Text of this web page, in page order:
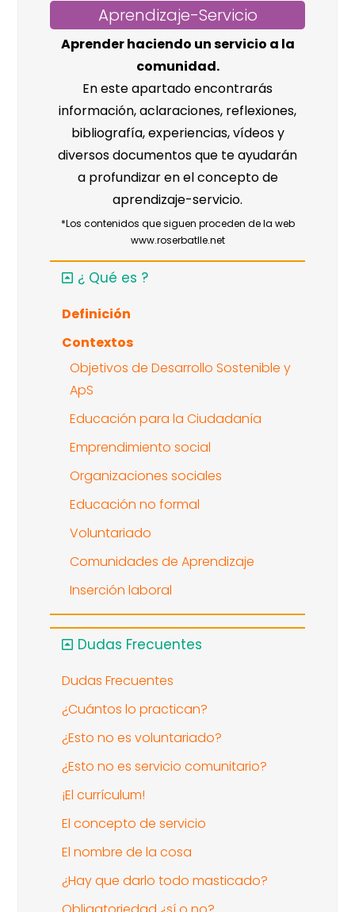
Aprendizaje-Servicio
Aprender haciendo un servicio a la
comunidad.
En este apartado encontrarás
información, aclaraciones, reflexiones,
bibliografía, experiencias, vídeos y
diversos documentos que te ayudarán
a profundizar en el concepto de
aprendizaje-servicio.
*Los contenidos que siguen proceden de la web
www.roserbatlle.net
¿ Qué es ?
Definición
Contextos
Objetivos de Desarrollo Sostenible y
ApS
Educación para la Ciudadanía
Emprendimiento social
Organizaciones sociales
Educación no formal
Voluntariado
Comunidades de Aprendizaje
Inserción laboral
Dudas Frecuentes
Dudas Frecuentes
¿Cuántos lo practican?
¿Esto no es voluntariado?
¿Esto no es servicio comunitario?
¡El currículum!
El concepto de servicio
El nombre de la cosa
¿Hay que darlo todo masticado?